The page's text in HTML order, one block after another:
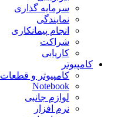
سرمایه گذاری
نمایندگی
انجام پیمانکاری
شراکت
کاریابی
کامپیوتر
کامپیوتر و قطعات
Notebook
لوازم جانبی
نرم افزار